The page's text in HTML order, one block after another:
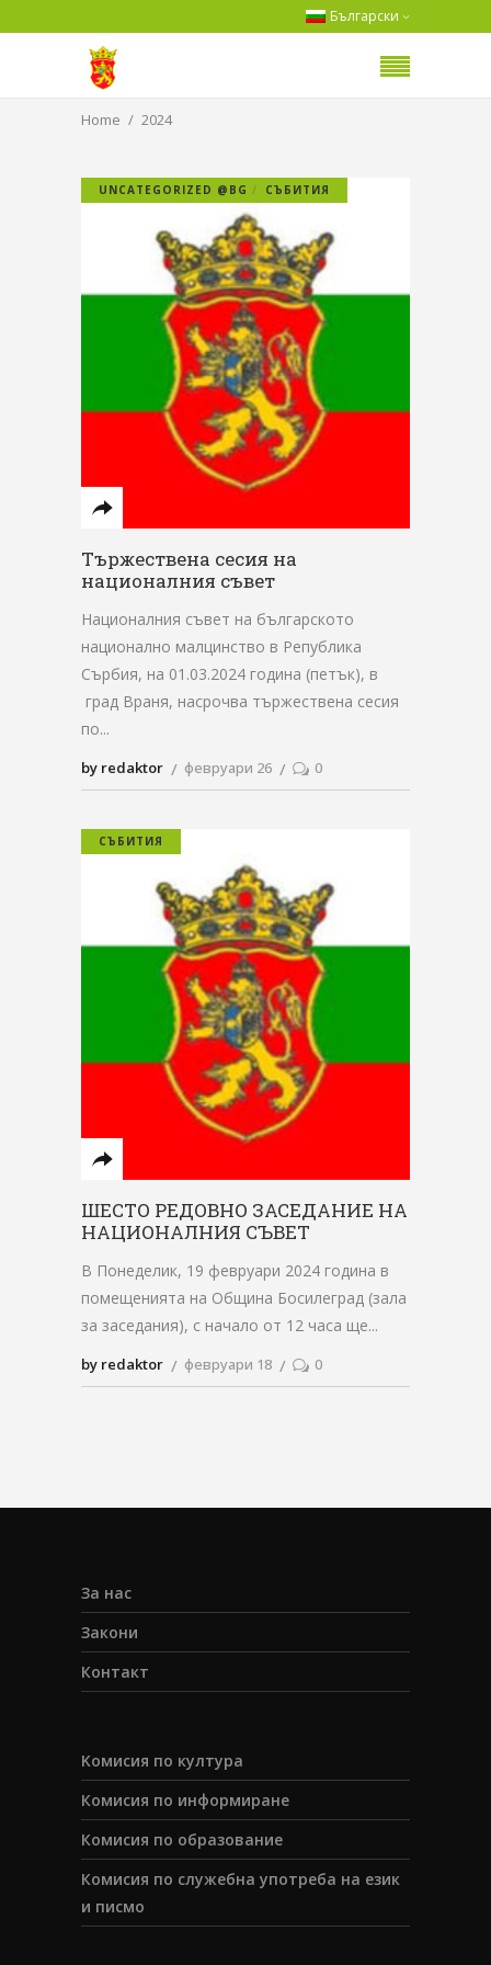
Български
Home 2024
UNCATEGORIZED @BG СЪБИТИЯ
Тържествена сесия на
националния съвет
Националния съвет на българското
национално малцинство в Република
Сърбия, на 01.03.2024 година (петък), в
град Враня, насрочва тържествена сесия
по
by redaktor февруари 26 0
СЪБИТИЯ
ШЕСТО РЕДОВНО ЗАСЕДАНИЕ НА
НАЦИОНАЛНИЯ СЪВЕТ
В Понеделик, 19 февруари 2024 година в
помещенията на Община Босилеград (зала
за заседания), с начало от 12 часа ще
by redaktor февруари 18 0
За нас
Закони
Контакт
Koмисия по култура
Комисия по информиране
Комисия по образование
Комисия по служебна употреба на език
и писмо